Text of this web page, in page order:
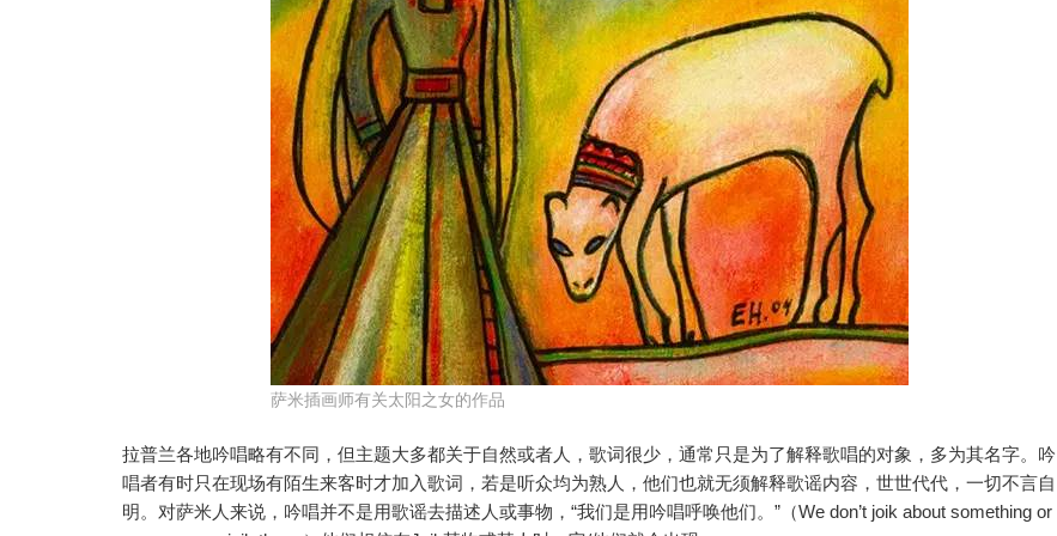
萨米插画师有关太阳之女的作品
拉普兰各地吟唱略有不同，但主题大多都关于自然或者人，歌词很少，通常只是为了解释歌唱的对象，多为其名字。吟
唱者有时只在现场有陌生来客时才加入歌词，若是听众均为熟人，他们也就无须解释歌谣内容，世世代代，一切不言自
明。对萨米人来说，吟唱并不是用歌谣去描述人或事物，“我们是用吟唱呼唤他们。”（We don’t joik about something or